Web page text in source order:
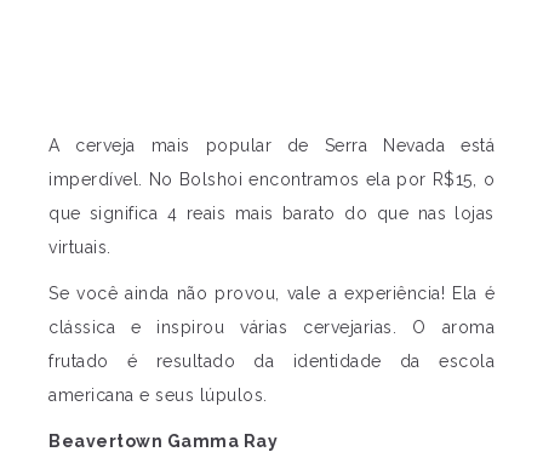
A cerveja mais popular de Serra Nevada está
imperdível. No Bolshoi encontramos ela por R$15, o
que significa 4 reais mais barato do que nas lojas
virtuais.
Se você ainda não provou, vale a experiência! Ela é
clássica e inspirou várias cervejarias. O aroma
frutado é resultado da identidade da escola
americana e seus lúpulos.
Beavertown Gamma Ray